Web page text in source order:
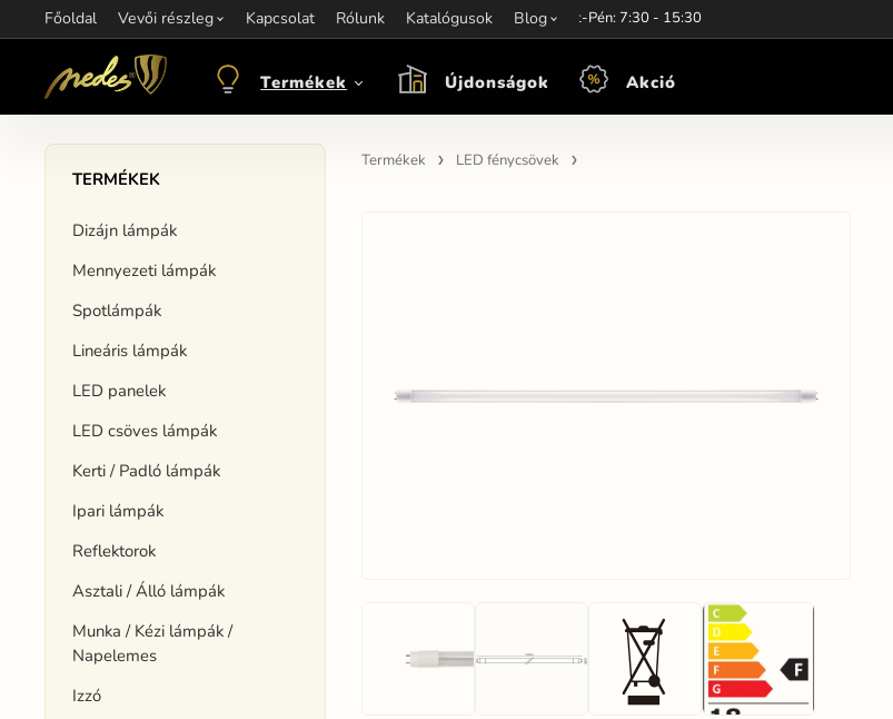
Főoldal Vevői részleg Kapcsolat Rólunk Katalógusok Blog
Információ:objednavkacz@nedes.sk Kapcsolat:+421 907 263 473Munkaidő: Hét-Pén: 7:30 - 15:30
Termékek Újdonságok Akció
TERMÉKEK
Dizájn lámpák
Mennyezeti lámpák
Spotlámpák
Lineáris lámpák
LED panelek
LED csöves lámpák
Kerti / Padló lámpák
Ipari lámpák
Reflektorok
Asztali / Álló lámpák
Munka / Kézi lámpák /
Napelemes
Izzó
Termékek LED fénycsövek